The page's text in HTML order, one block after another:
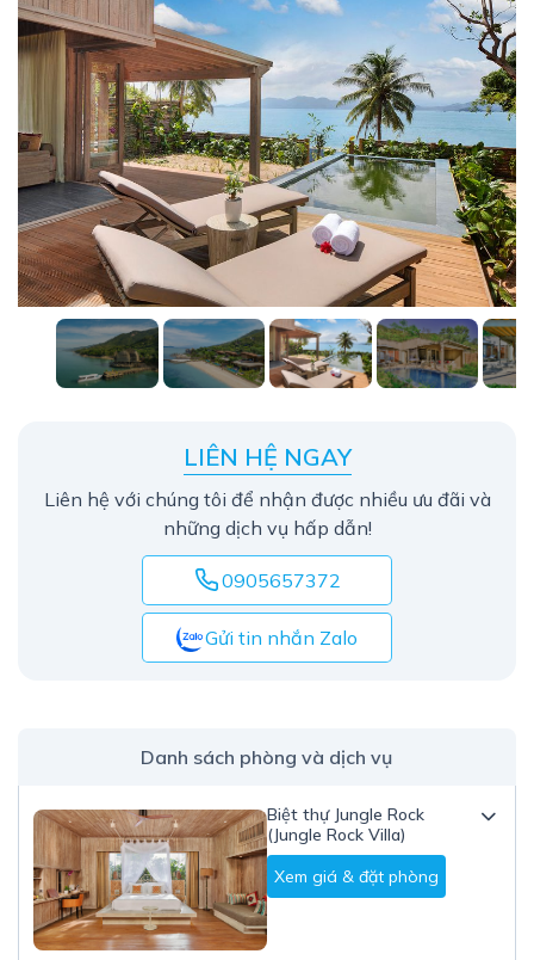
LIÊN HỆ NGAY
Liên hệ với chúng tôi để nhận được nhiều ưu đãi và
những dịch vụ hấp dẫn!
0905657372
Gửi tin nhắn Zalo
Danh sách phòng và dịch vụ
Biệt thự Jungle Rock
(Jungle Rock Villa)
Xem giá & đặt phòng